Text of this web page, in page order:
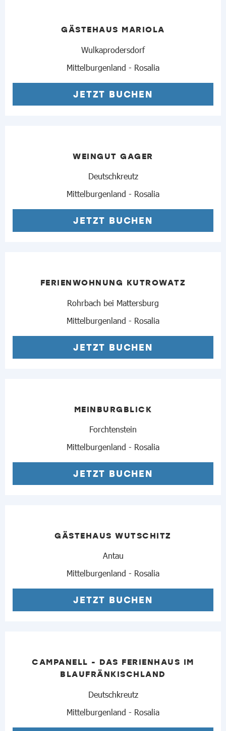
GÄSTEHAUS MARIOLA
Wulkaprodersdorf
Mittelburgenland - Rosalia
JETZT BUCHEN
WEINGUT GAGER
Deutschkreutz
Mittelburgenland - Rosalia
JETZT BUCHEN
FERIENWOHNUNG KUTROWATZ
Rohrbach bei Mattersburg
Mittelburgenland - Rosalia
JETZT BUCHEN
MEINBURGBLICK
Forchtenstein
Mittelburgenland - Rosalia
JETZT BUCHEN
GÄSTEHAUS WUTSCHITZ
Antau
Mittelburgenland - Rosalia
JETZT BUCHEN
CAMPANELL - DAS FERIENHAUS IM
BLAUFRÄNKISCHLAND
Deutschkreutz
Mittelburgenland - Rosalia